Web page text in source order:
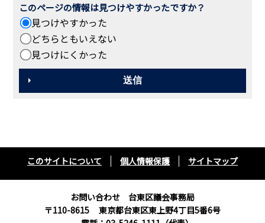
このページの情報は見つけやすかったですか？
見つけやすかった
どちらともいえない
見つけにくかった
このサイトについて 個人情報保護 サイトマップ
お問い合わせ 台東区議会事務局
〒110-8615
東京都台東区東上野4丁目5番6号